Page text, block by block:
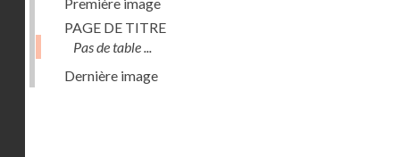
PAGE DE TITRE
Pas de table ...
Dernière image